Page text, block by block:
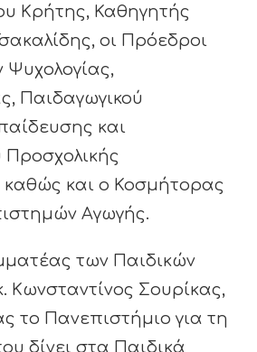
Κρήτης, Καθηγητής
οι Πρόεδροι
Παιδαγωγικού
και
Προσχολικής
καθώς και ο Κοσμήτορας
Αγωγής.
των Παιδικών
Κωνσταντίνος Σουρίκας,
το Πανεπιστήμιο για τη
δίνει στα Παιδικά